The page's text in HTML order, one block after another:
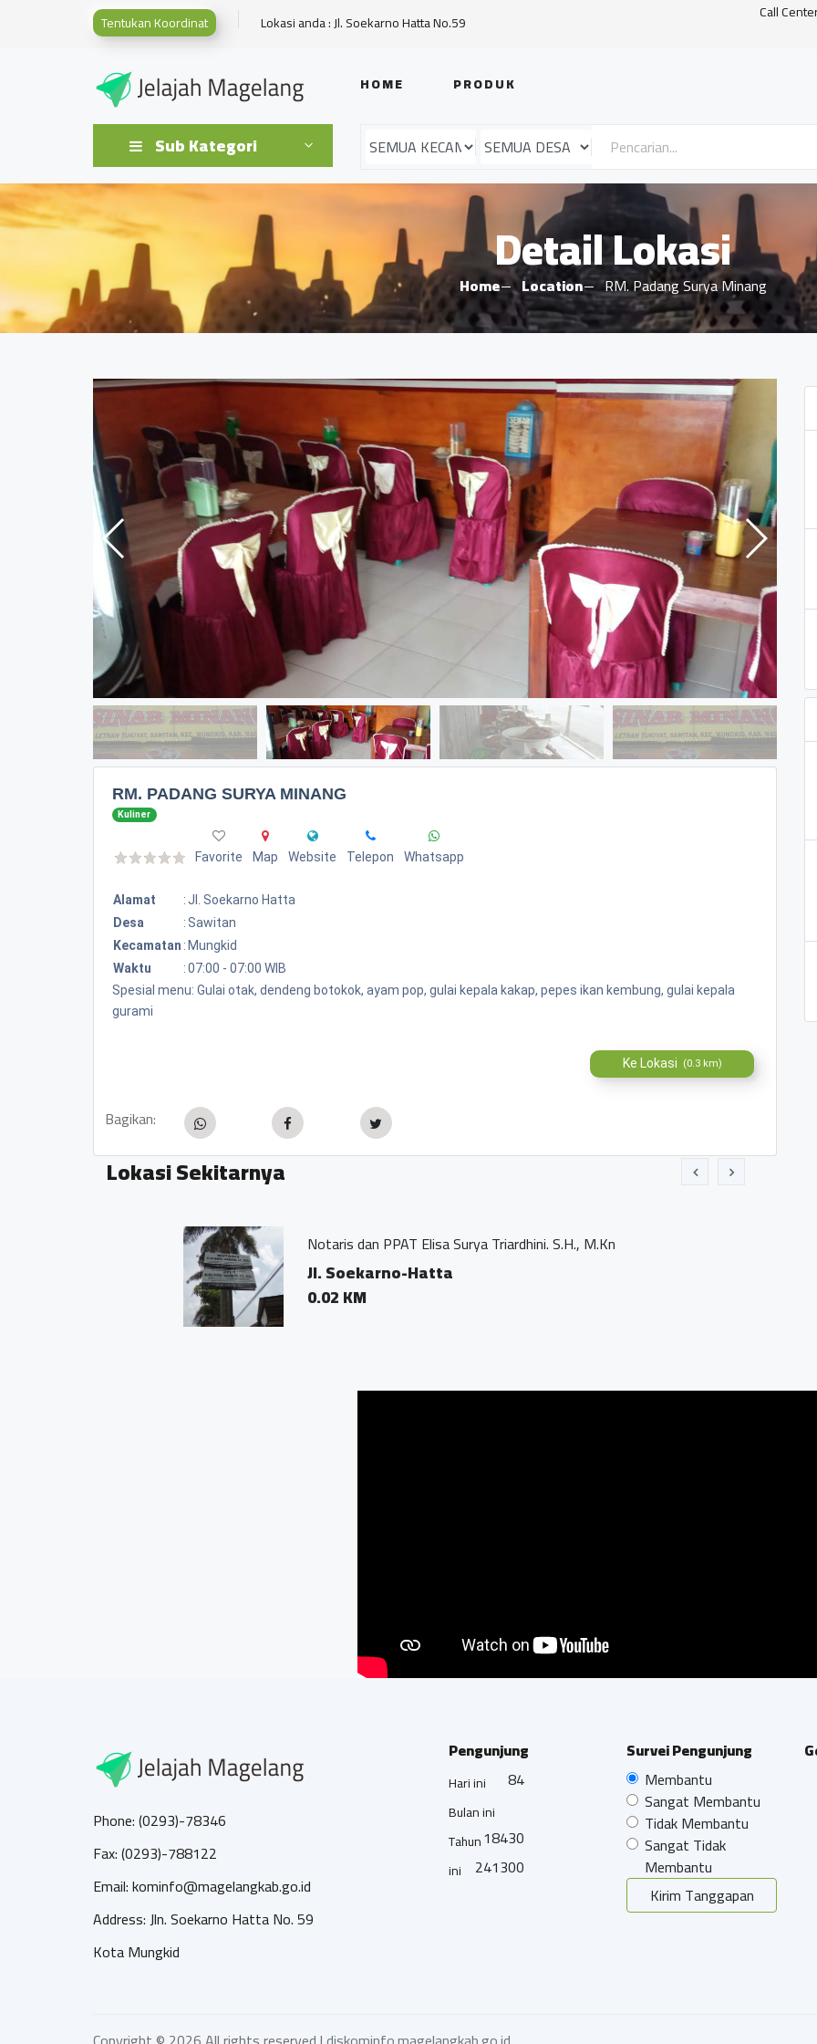
Tentukan Koordinat Lokasi anda : Jl. Soekarno Hatta No.59 Call
HOME PRODUK
Sub Kategori
Detail Lokasi
Home Location RM. Padang Surya Minang
RM. PADANG SURYA MINANG
Kuliner
Favorite Map Website Telepon Whatsapp
Alamat : Jl. Soekarno Hatta
Desa
: Sawitan
Kecamatan : Mungkid
Waktu
:07:00 - 07:00 WIB
Spesial menu: Gulai otak, dendeng botokok, ayam pop, gulai kepala kakap, pepes ikan kembung, gulai kepala
gurami
Ke Lokasi (0.3 km)
Bagikan:
Lokasi Sekitarnya
Notaris dan PPAT Elisa Surya Triardhini. S.H., M.Kn
Jl. Soekarno-Hatta
0.02 KM
Phone: (0293)-78346
Fax: (0293)-788122
Email: kominfo@magelangkab.go.id
Address: Jln. Soekarno Hatta No. 59
Kota Mungkid
Pengunjung
Hari ini 84
Bulan ini
18430
Tahun
ini
241300
Survei Pengunjung
Membantu
Sangat Membantu
Tidak Membantu
Sangat Tidak
Membantu
Kirim Tanggapan